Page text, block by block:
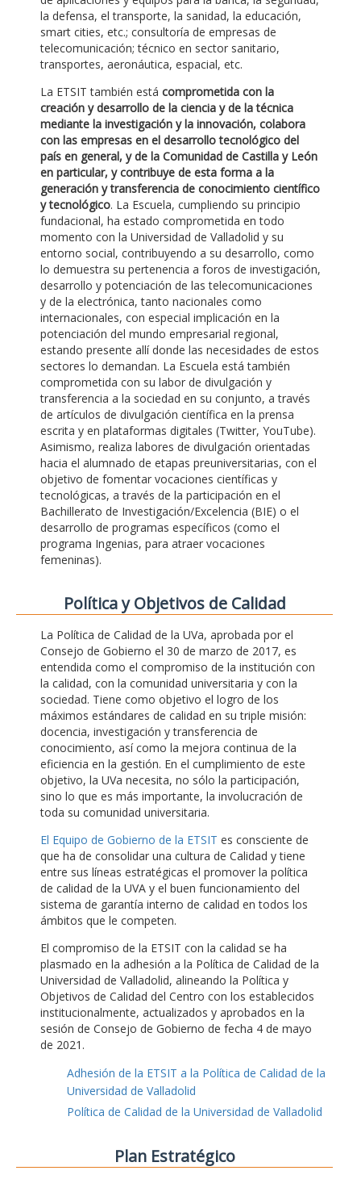
la defensa, el transporte, la sanidad, la educación,
smart cities, etc.; consultoría de empresas de
telecomunicación; técnico en sector sanitario,
transportes, aeronáutica, espacial, etc.
La ETSIT también está comprometida con la
creación y desarrollo de la ciencia y de la técnica
mediante la investigación y la innovación, colabora
con las empresas en el desarrollo tecnológico del
país en general, y de la Comunidad de Castilla y León
en particular, y contribuye de esta forma a la
generación y transferencia de conocimiento científico
y tecnológico. La Escuela, cumpliendo su principio
fundacional, ha estado comprometida en todo
momento con la Universidad de Valladolid y su
entorno social, contribuyendo a su desarrollo, como
lo demuestra su pertenencia a foros de investigación,
desarrollo y potenciación de las telecomunicaciones
y de la electrónica, tanto nacionales como
internacionales, con especial implicación en la
potenciación del mundo empresarial regional,
estando presente allí donde las necesidades de estos
sectores lo demandan. La Escuela está también
comprometida con su labor de divulgación y
transferencia a la sociedad en su conjunto, a través
de artículos de divulgación científica en la prensa
escrita y en plataformas digitales (Twitter, YouTube).
Asimismo, realiza labores de divulgación orientadas
hacia el alumnado de etapas preuniversitarias, con el
objetivo de fomentar vocaciones científicas y
tecnológicas, a través de la participación en el
Bachillerato de Investigación/Excelencia (BIE) o el
desarrollo de programas específicos (como el
programa Ingenias, para atraer vocaciones
femeninas).
Polí­tica y Objetivos de Calidad
La Política de Calidad de la UVa, aprobada por el
Consejo de Gobierno el 30 de marzo de 2017, es
entendida como el compromiso de la institución con
la calidad, con la comunidad universitaria y con la
sociedad. Tiene como objetivo el logro de los
máximos estándares de calidad en su triple misión:
docencia, investigación y transferencia de
conocimiento, así como la mejora continua de la
eficiencia en la gestión. En el cumplimiento de este
objetivo, la UVa necesita, no sólo la participación,
sino lo que es más importante, la involucración de
toda su comunidad universitaria.
El Equipo de Gobierno de la ETSIT es consciente de
que ha de consolidar una cultura de Calidad y tiene
entre sus líneas estratégicas el promover la política
de calidad de la UVA y el buen funcionamiento del
sistema de garantía interno de calidad en todos los
ámbitos que le competen.
El compromiso de la ETSIT con la calidad se ha
plasmado en la adhesión a la Política de Calidad de la
Universidad de Valladolid, alineando la Política y
Objetivos de Calidad del Centro con los establecidos
institucionalmente, actualizados y aprobados en la
sesión de Consejo de Gobierno de fecha 4 de mayo
de 2021.
Adhesión de la ETSIT a la Política de Calidad de la
Universidad de Valladolid
Política de Calidad de la Universidad de Valladolid
Plan Estratégico